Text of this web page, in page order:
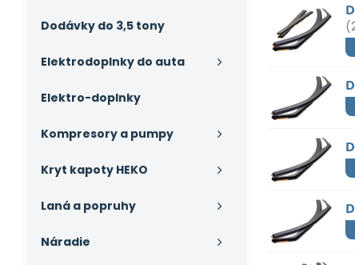
Dodávky do 3,5 tony
Elektrodoplnky do auta
Elektro-doplnky
Kompresory a pumpy
Kryt kapoty HEKO
Laná a popruhy
Náradie